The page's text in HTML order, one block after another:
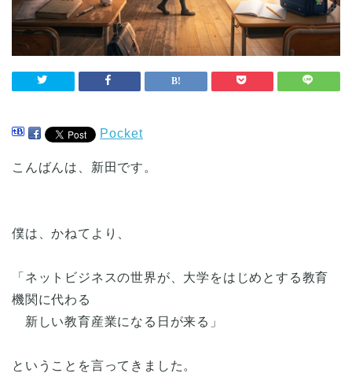
Pocket
こんばんは、新田です。
僕は、かねてより、
「ネットビジネスの世界が、大学をはじめとする教育
機関に代わる
新しい教育産業になる日が来る」
ということを言ってきました。